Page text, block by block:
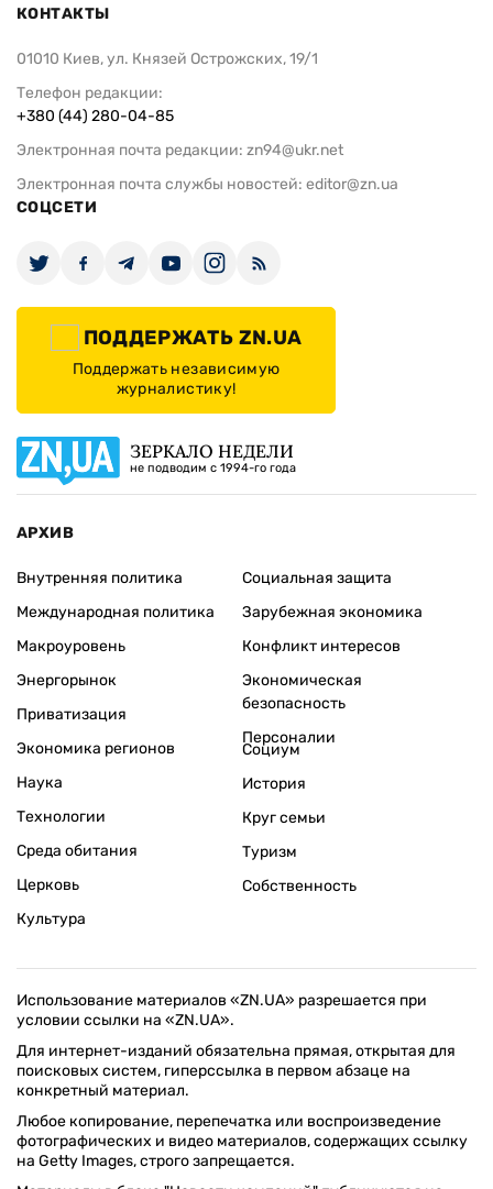
КОНТАКТЫ
01010 Киев, ул. Князей Острожских, 19/1
Телефон редакции:
+380 (44) 280-04-85
Электронная почта редакции: zn94@ukr.net
Электронная почта службы новостей: editor@zn.ua
СОЦСЕТИ
ПОДДЕРЖАТЬ ZN.UA
Поддержать независимую
журналистику!
ЗЕРКАЛО НЕДЕЛИ
не подводим с 1994-го года
АРХИВ
Внутренняя политика
Международная политика
Макроуровень
Энергорынок
Приватизация
Экономика регионов
Социальная защита
Зарубежная экономика
Конфликт интересов
Экономическая
безопасность
Персоналии
Наука
Технологии
Среда обитания
Церковь
Культура
Социум
История
Круг семьи
Туризм
Собственность
Использование материалов «ZN.UA» разрешается при
условии ссылки на «ZN.UA».
Для интернет-изданий обязательна прямая, открытая для
поисковых систем, гиперссылка в первом абзаце на
конкретный материал.
Любое копирование, перепечатка или воспроизведение
фотографических и видео материалов, содержащих ссылку
на Getty Images, строго запрещается.